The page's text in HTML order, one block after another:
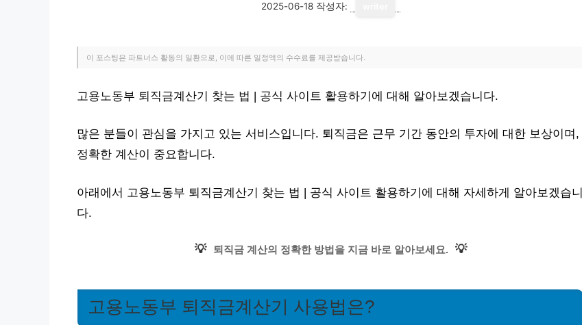
2025-06-18 작성자:
이 포스팅은 파트너스 활동의 일환으로, 이에 따른 일정액의 수수료를 제공받습니다.
고용노동부 퇴직금계산기 찾는 법 | 공식 사이트 활용하기에 대해 알아보겠습니다.
많은 분들이 관심을 가지고 있는 서비스입니다. 퇴직금은 근무 기간 동안의 투자에 대한 보상이며,
정확한 계산이 중요합니다.
아래에서 고용노동부 퇴직금계산기 찾는 법 | 공식 사이트 활용하기에 대해 자세하게 알아보겠습니
다.
💡 퇴직금 계산의 정확한 방법을 지금 바로 알아보세요. 💡
고용노동부 퇴직금계산기 사용법은?